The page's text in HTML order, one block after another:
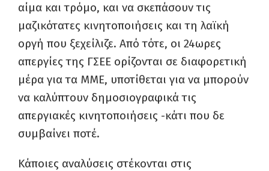
αίμα και τρόμο, και να σκεπάσουν τις
μαζικότατες κινητοποιήσεις και τη λαϊκή
οργή που ξεχείλιζε. Από τότε, οι 24ωρες
απεργίες της ΓΣΕΕ ορίζονται σε διαφορετική
μέρα για τα ΜΜΕ, υποτίθεται για να μπορούν
να καλύπτουν δημοσιογραφικά τις
απεργιακές κινητοποιήσεις -κάτι που δε
συμβαίνει ποτέ.
Κάποιες αναλύσεις στέκονται στις